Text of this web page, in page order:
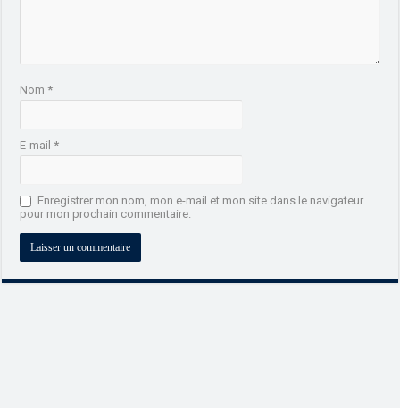
Nom*
E-mail*
Enregistrer mon nom, mon e-mail et mon site dans le navigateur
pour mon prochain commentaire.